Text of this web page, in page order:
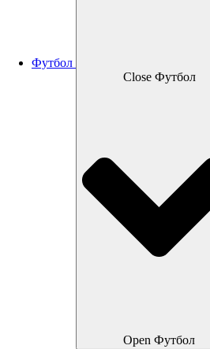
Футбол
Close Футбол
Open Футбол